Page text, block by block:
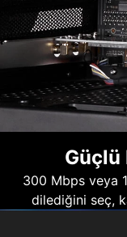
Güçlü
300 Mbps veya
dilediğini seç,